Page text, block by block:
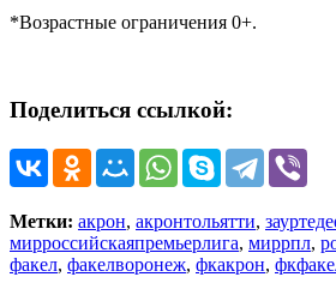
*Возрастные ограничения 0+.
Поделиться ссылкой:
Метки: акрон, акронтольятти,
мирроссийскаяпремьерлига, миррпл,
факел, факелворонеж, фкакрон,